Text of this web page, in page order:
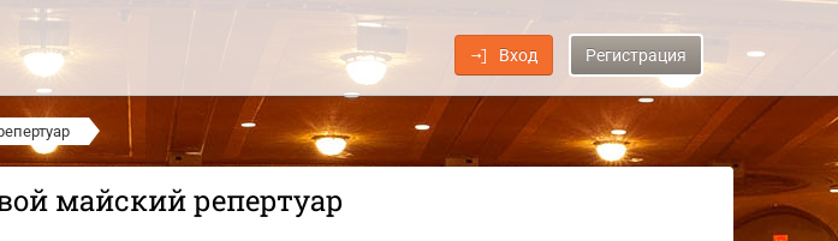
Вход Регистрация
майский репертуар